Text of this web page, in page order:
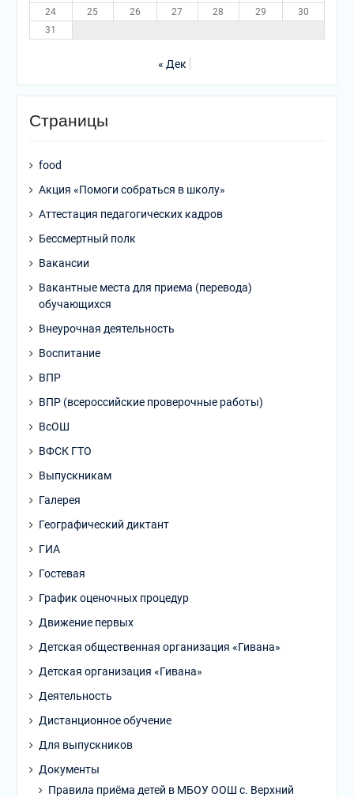
24
25 26 27 28 29
30
31
« Дек
Страницы
food
Акция «Помоги собраться в школу»
Аттестация педагогических кадров
Бессмертный полк
Вакансии
Вакантные места для приема (перевода)
обучающихся
Внеурочная деятельность
Воспитание
ВПР
ВПР (всероссийские проверочные работы)
ВсОШ
ВФСК ГТО
Выпускникам
Галерея
Географический диктант
ГИА
Гостевая
График оценочных процедур
Движение первых
Детская общественная организация «Гивана»
Детская организация «Гивана»
Деятельность
Дистанционное обучение
Для выпускников
Документы
Правила приёма детей в МБОУ ООШ с. Верхний